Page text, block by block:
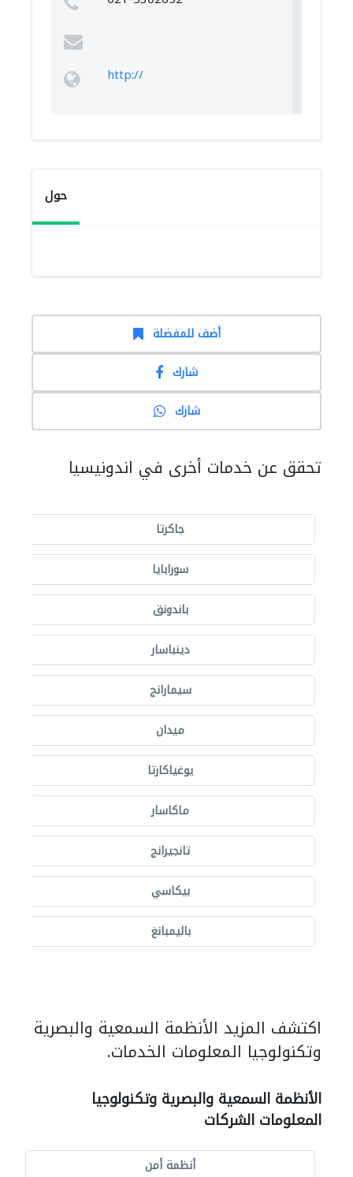
http://
حول
أضف للمفضلة
شارك
شارك
تحقق عن خدمات أخرى في اندونيسيا
جاكرتا
سورابايا
باندونق
دينباسار
سيمارانج
ميدان
يوغياكارتا
ماكاسار
تانجيرانج
بيكاسي
باليمبانغ
اكتشف المزيد الأنظمة السمعية والبصرية
وتكنولوجيا المعلومات الخدمات.
الأنظمة السمعية والبصرية وتكنولوجيا
المعلومات الشركات
أنظمة أمن